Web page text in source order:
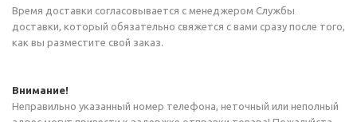
Время доставки согласовывается с менеджером Службы
доставки, который обязательно свяжется с вами сразу после того,
как вы разместите свой заказ.
Внимание!
Неправильно указанный номер телефона, неточный или неполный